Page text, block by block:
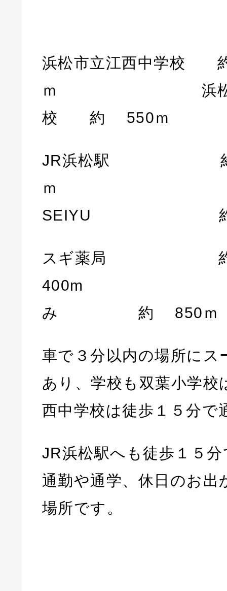
浜松市立江西中学校
ｍ 浜松市立
校 約 550ｍ
JR浜松駅 約
ｍ
SEIYU 約
スギ薬局
400m ビオ
み 約 850ｍ
車で３分以内の場所にス
あり、学校も双葉小学校
西中学校は徒歩１５分で
JR浜松駅へも徒歩１５
通勤や通学、休日のお出
場所です。